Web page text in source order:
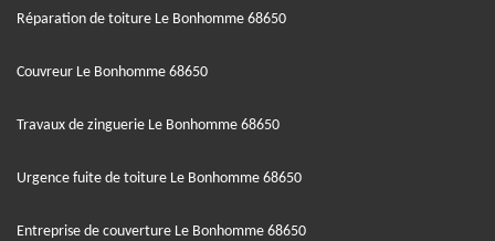
Réparation de toiture Le Bonhomme 68650
Couvreur Le Bonhomme 68650
Travaux de zinguerie Le Bonhomme 68650
Urgence fuite de toiture Le Bonhomme 68650
Entreprise de couverture Le Bonhomme 68650